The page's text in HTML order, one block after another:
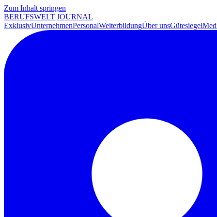
Zum Inhalt springen
BERUFSWELT|JOURNAL
ExklusivUnternehmenPersonalWeiterbildungÜber unsGütesiegel